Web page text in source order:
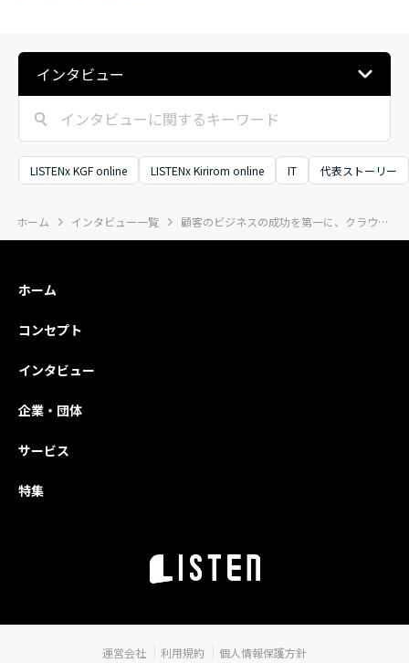
ク®」。
ティブ経営、老舗
ファッションリユ
ース、基礎工事業
から空間創造へ、
独立系のファイナ
ンシャルプランニ
をつなぐ挑戦、起
ol.3では、国内の
地方企業から海外
ャルアントレプレ
ナーまで、多彩な
——。彼ら
は、順風満
のりの先で
や大きな挫
から、新た
への一歩を
の特集では
物語から、
インタビュー
LISTENx KGF online LISTENx Kirirom online IT 代表ストーリー
ホーム インタビュー一覧 顧客のビジネスの成功を第一に、クラウドソリューションで地元企業をフルサポート
ホーム
コンセプト
インタビュー
企業・団体
サービス
特集
運営会社 利用規約 個人情報保護方針